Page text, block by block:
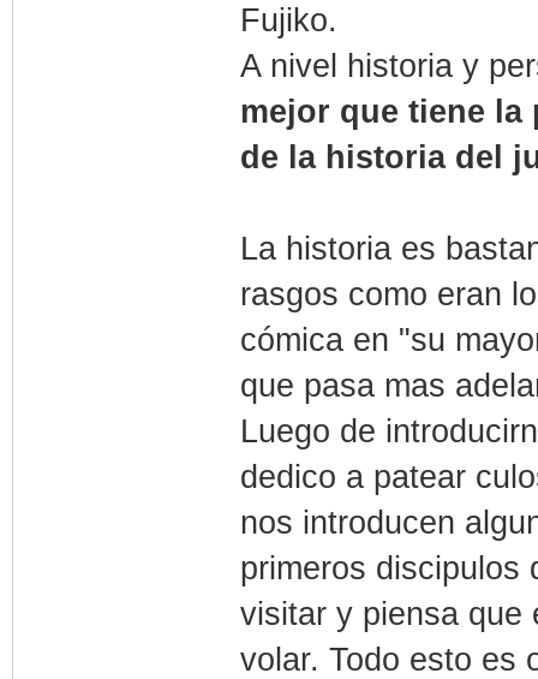
Fujiko.
A nivel historia y
mejor que tiene la
de la historia del
La historia es
rasgos como eran
cómica en "su
que pasa mas
Luego de
dedico a patear
nos introducen
primeros discipulos
visitar y piensa que
volar. Todo esto es